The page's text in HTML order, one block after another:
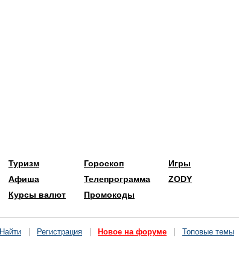
Туризм
Афиша
Курсы валют
Гороскоп
Телепрограмма
Промокоды
Игры
ZODY
Найти Регистрация Новое на форуме Топовые темы